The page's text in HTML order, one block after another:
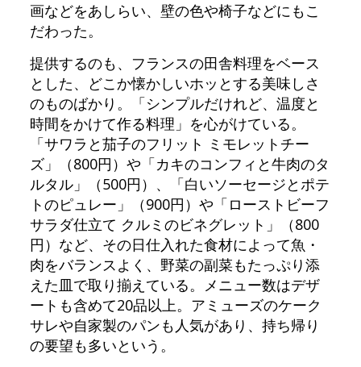
画などをあしらい、壁の色や椅子などにもこ
だわった。
提供するのも、フランスの田舎料理をベース
とした、どこか懐かしいホッとする美味しさ
のものばかり。「シンプルだけれど、温度と
時間をかけて作る料理」を心がけている。
「サワラと茄子のフリット ミモレットチー
ズ」（800円）や「カキのコンフィと牛肉のタ
ルタル」（500円）、「白いソーセージとポテ
トのピュレー」（900円）や「ローストビーフ
サラダ仕立て クルミのビネグレット」（800
円）など、その日仕入れた食材によって魚・
肉をバランスよく、野菜の副菜もたっぷり添
えた皿で取り揃えている。メニュー数はデザ
ートも含めて20品以上。アミューズのケーク
サレや自家製のパンも人気があり、持ち帰り
の要望も多いという。